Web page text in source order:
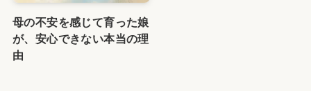
母の不安を感じて育った娘
が、安心できない本当の理
由